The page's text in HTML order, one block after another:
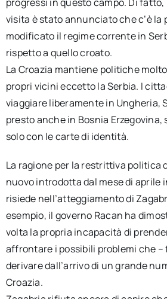
visita è stato annunciato che c’è la
modificato il regime corrente in
rispetto a quello croato.
La Croazia mantiene politiche
propri vicini eccetto la Serbia. I
viaggiare liberamente in Ungheria,
presto anche in Bosnia Erzegovina,
solo con le carte di identità.
La ragione per la restrittiva politica
nuovo introdotta dal mese di aprile
risiede nell’atteggiamento di
esempio, il governo Racan ha
volta la propria incapacità di
affrontare i possibili problemi che –
derivare dall’arrivo di un grande
Croazia.